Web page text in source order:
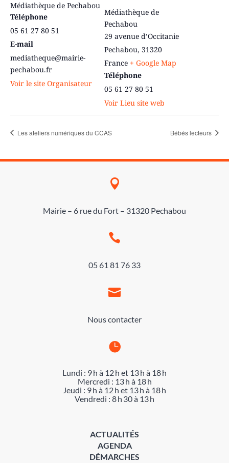
Médiathèque de Pechabou
Téléphone
05 61 27 80 51
E-mail
mediatheque@mairie-
pechabou.fr
Voir le site Organisateur
Médiathèque de
Pechabou
29 avenue d’Occitanie
Pechabou, 31320
France + Google Map
Téléphone
05 61 27 80 51
Voir Lieu site web
Les ateliers numériques du CCAS Bébés lecteurs

Mairie – 6 rue du Fort – 31320 Pechabou

05 61 81 76 33

Nous contacter

Lundi : 9 h à 12 h et 13 h à 18 h
Mercredi : 13 h à 18 h
Jeudi : 9 h à 12 h et 13 h à 18 h
Vendredi : 8 h 30 à 13 h
ACTUALITÉS
AGENDA
DÉMARCHES